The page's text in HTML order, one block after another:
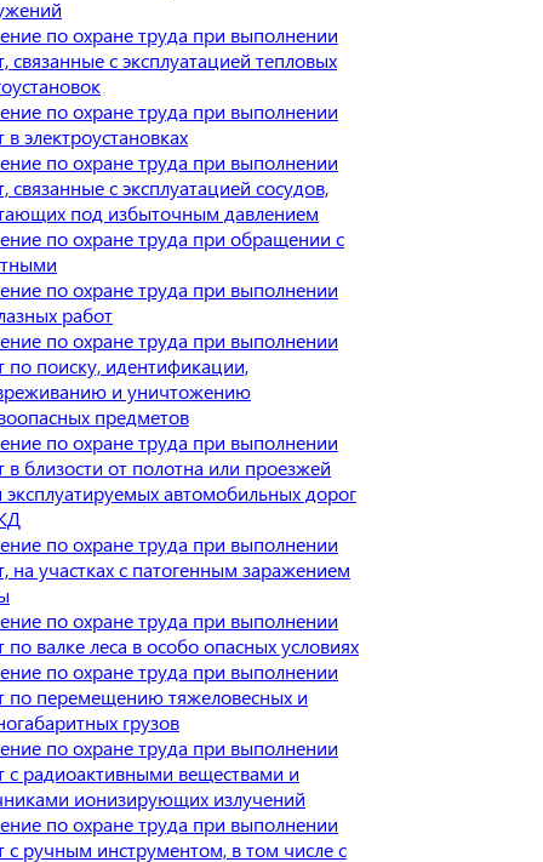
по охране труда при выполнении
связанные с эксплуатацией тепловых
по охране труда при выполнении
в электроустановках
по охране труда при выполнении
связанные с эксплуатацией сосудов,
под избыточным давлением
по охране труда при обращении с
по охране труда при выполнении
работ
по охране труда при выполнении
по поиску, идентификации,
и уничтожению
предметов
по охране труда при выполнении
в близости от полотна или проезжей
эксплуатируемых автомобильных дорог
по охране труда при выполнении
на участках с патогенным заражением
по охране труда при выполнении
по валке леса в особо опасных условиях
по охране труда при выполнении
по перемещению тяжеловесных и
грузов
по охране труда при выполнении
с радиоактивными веществами и
ионизирующих излучений
по охране труда при выполнении
с ручным инструментом, в том числе с